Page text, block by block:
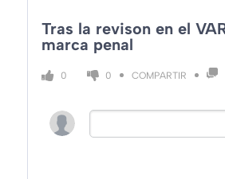
Tras la revison en el
marca penal
0 0 COMPARTIR